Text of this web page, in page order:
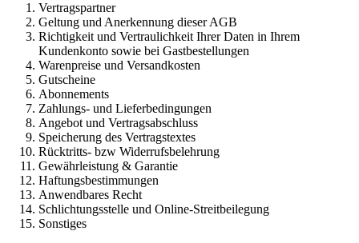
Vertragspartner
Geltung und Anerkennung dieser AGB
Richtigkeit und Vertraulichkeit Ihrer Daten in Ihrem
Kundenkonto sowie bei Gastbestellungen
Warenpreise und Versandkosten
Gutscheine
Abonnements
Zahlungs- und Lieferbedingungen
Angebot und Vertragsabschluss
Speicherung des Vertragstextes
Rücktritts- bzw Widerrufsbelehrung
Gewährleistung & Garantie
Haftungsbestimmungen
Anwendbares Recht
Schlichtungsstelle und Online-Streitbeilegung
Sonstiges